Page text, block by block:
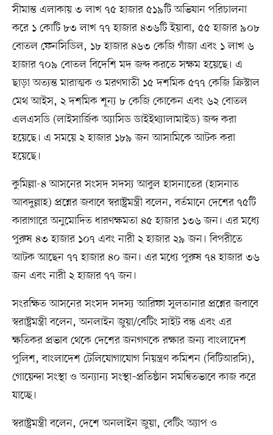
সীমান্ত এলাকায় ৩ লাখ ৭৫ হাজার ৫১৯টি অভিযান পরিচালনা
করে ১ কোটি ৮৩ লাখ ৭৭ হাজার ৪৩৬টি ইয়াবা, ৫৫ হাজার ৯০৮
বোতল ফেনসিডিল, ১৮ হাজার ৪৬৩ কেজি গাঁজা এবং ১ লাখ ৬
হাজার ৭০৯ বোতল বিদেশি মদ জব্দ করতে সক্ষম হয়েছে। এ
ছাড়া অত্যন্ত মারাত্মক ও মরণঘাতী ১৫ দশমিক ৫৭৭ কেজি ক্রিস্টাল
মেথ আইস, ২ দশমিক শূন্য ৮ কেজি কোকেন এবং ৬২ বোতল
এলএসডি (লাইসার্জিক অ্যাসিড ডাইইথ্যালামাইড) জব্দ করা
হয়েছে। এ সময়ে ২ হাজার ১৮৯ জন আসামিকে আটক করা
হয়েছে।
কুমিল্লা-৪ আসনের সংসদ সদস্য আবুল হাসনাতের (হাসনাত
আবদুল্লাহ) প্রশ্নের জবাবে স্বরাষ্ট্রমন্ত্রী বলেন, বর্তমানে দেশের ৭৫টি
কারাগারে অনুমোদিত ধারণক্ষমতা ৪৫ হাজার ১৩৬ জন। এর মধ্যে
পুরুষ ৪৩ হাজার ১০৭ এবং নারী ২ হাজার ২৯ জন। বিপরীতে
আটক আছেন ৭৭ হাজার ৪০ জন। এর মধ্যে পুরুষ ৭৪ হাজার ৩৬
জন এবং নারী ২ হাজার ৭৭ জন।
সংরক্ষিত আসনের সংসদ সদস্য আরিফা সুলতানার প্রশ্নের জবাবে
স্বরাষ্ট্রমন্ত্রী বলেন, অনলাইন জুয়া/বেটিং সাইট বন্ধ এবং এর
ক্ষতিকর প্রভাব থেকে দেশের জনগণকে রক্ষার জন্য বাংলাদেশ
পুলিশ, বাংলাদেশ টেলিযোগাযোগ নিয়ন্ত্রণ কমিশন (বিটিআরসি),
গোয়েন্দা সংস্থা ও অন্যান্য সংস্থা–প্রতিষ্ঠান সমন্বিতভাবে কাজ করে
যাচ্ছে।
স্বরাষ্ট্রমন্ত্রী বলেন, দেশে অনলাইন জুয়া, বেটিং অ্যাপ ও